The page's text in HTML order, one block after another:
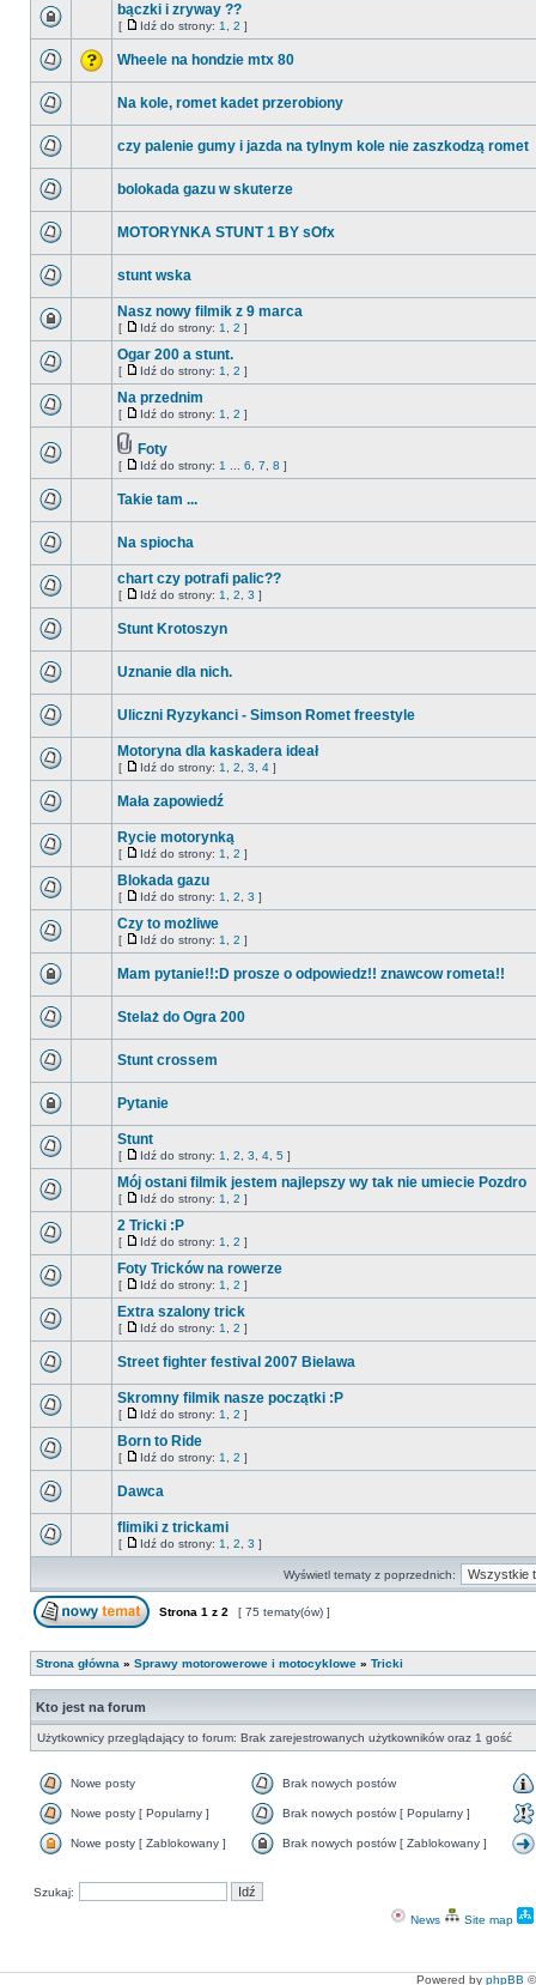
bączki i zryway ??
[ Idź do strony: 1 2 ]
Wheele na hondzie mtx 80
Na kole, romet kadet przerobiony
czy palenie gumy i jazda na tylnym kole nie zaszkodzą romet
bolokada gazu w skuterze
MOTORYNKA STUNT 1 BY sOfx
stunt wska
Nasz nowy filmik z 9 marca
[ Idź do strony: 1 2 ]
Ogar 200 a stunt.
[ Idź do strony: 1 2 ]
Na przednim
[ Idź do strony: 1 2 ]
Foty
[ Idź do strony: 1 6 7 8 ]
Takie tam ...
Na spiocha
chart czy potrafi palic??
[ Idź do strony: 1 2 3 ]
Stunt Krotoszyn
Uznanie dla nich.
Uliczni Ryzykanci - Simson Romet freestyle
Motoryna dla kaskadera ideał
[ Idź do strony: 1 2 3 4 ]
Mała zapowiedź
Rycie motorynką
[ Idź do strony: 1 2 ]
Blokada gazu
[ Idź do strony: 1 2 3 ]
Czy to możliwe
[ Idź do strony: 1 2 ]
Mam pytanie!!:D prosze o odpowiedz!! znawcow rometa!!
Stelaż do Ogra 200
Stunt crossem
Pytanie
Stunt
[ Idź do strony: 1 2 3 4 5 ]
Mój ostani filmik jestem najlepszy wy tak nie umiecie Pozdro
[ Idź do strony: 1 2 ]
2 Tricki :P
[ Idź do strony: 1 2 ]
Foty Tricków na rowerze
[ Idź do strony: 1 2 ]
Extra szalony trick
[ Idź do strony: 1 2 ]
Street fighter festival 2007 Bielawa
Skromny filmik nasze początki :P
[ Idź do strony: 1 2 ]
Born to Ride
[ Idź do strony: 1 2 ]
Dawca
flimiki z trickami
[ Idź do strony: 1 2 3 ]
Wyświetl tematy z poprzednich:
Strona 1 z 2 [ 75 tematy(ów) ]
Strona główna » Sprawy motorowerowe i motocyklowe » Tricki
Kto jest na forum
Użytkownicy przeglądający to forum: Brak zarejestrowanych użytkowników oraz 1 gość
Nowe posty Brak nowych postów
Nowe posty [ Popularny ] Brak nowych postów [ Popularny ]
Nowe posty [ Zablokowany ] Brak nowych postów [ Zablokowany ]
Szukaj:
News Site map
Powered by phpBB